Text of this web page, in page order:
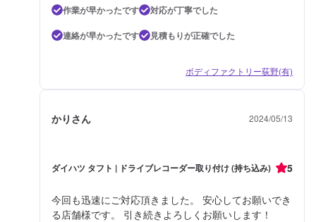
作業が早かったです
対応が丁寧でした
連絡が早かったです
見積もりが正確でした
ボディファクトリー荻野(有)
かりさん 2024/05/13
ダイハツ タフト | ドライブレコーダー取り付け (持ち込み) 5
今回も迅速にご対応頂きました。 安心してお願いでき
る店舗様です。 引き続きよろしくお願いします！